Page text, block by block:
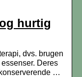
hurtig
dvs. brugen
Deres
…